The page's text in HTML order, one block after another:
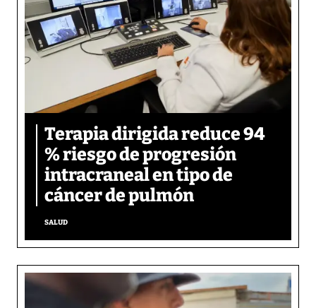
Terapia dirigida reduce 94
% riesgo de progresión
intracraneal en tipo de
cáncer de pulmón
SALUD